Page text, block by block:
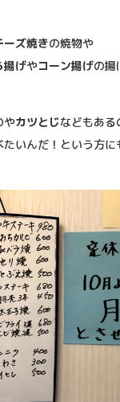
ーズ焼きの焼物や
揚げやコーン揚げの揚
やカツとじなどもある
いんだ！という方